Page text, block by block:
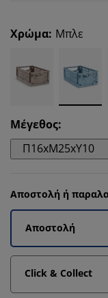
Χρώμα: Μπλε
Μέγεθος:
Π16xΜ25xΥ10
Αποστολή ή
Αποστολή
Click & Collect